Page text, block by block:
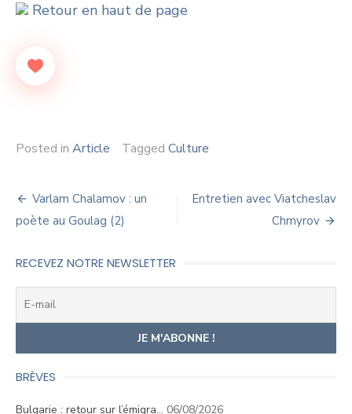
Retour en haut de page
Posted in Article Tagged Culture
Navigation
de
l’article
Varlam Chalamov : un
poète au Goulag (2)
Entretien avec Viatcheslav
Chmyrov
RECEVEZ NOTRE NEWSLETTER
BRÈVES
Bulgarie : retour sur l’émigra… 06/08/2026